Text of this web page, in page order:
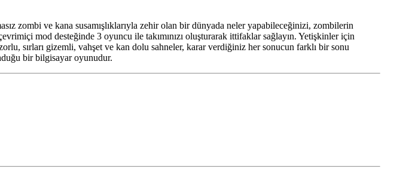
zombi ve kana susamışlıklarıyla zehir olan bir dünyada neler yapabileceğinizi, zombilerin
mod desteğinde 3 oyuncu ile takımınızı oluşturarak ittifaklar sağlayın. Yetişkinler için
sırları gizemli, vahşet ve kan dolu sahneler, karar verdiğiniz her sonucun farklı bir sonu
bir bilgisayar oyunudur.